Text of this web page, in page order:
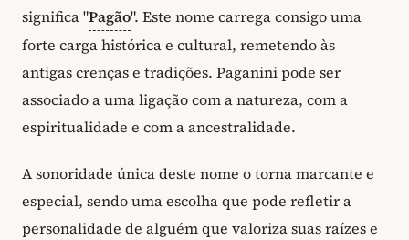
significa "Pagão". Este nome carrega consigo uma
forte carga histórica e cultural, remetendo às
antigas crenças e tradições. Paganini pode ser
associado a uma ligação com a natureza, com a
espiritualidade e com a ancestralidade.
A sonoridade única deste nome o torna marcante e
especial, sendo uma escolha que pode refletir a
personalidade de alguém que valoriza suas raízes e